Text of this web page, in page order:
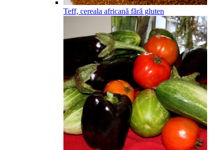
Teff, cereala africană fără gluten